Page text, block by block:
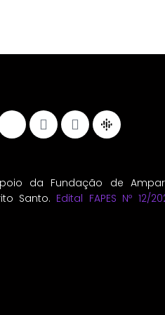
da Fundação de
Santo. Edital FAPES Nº 12/